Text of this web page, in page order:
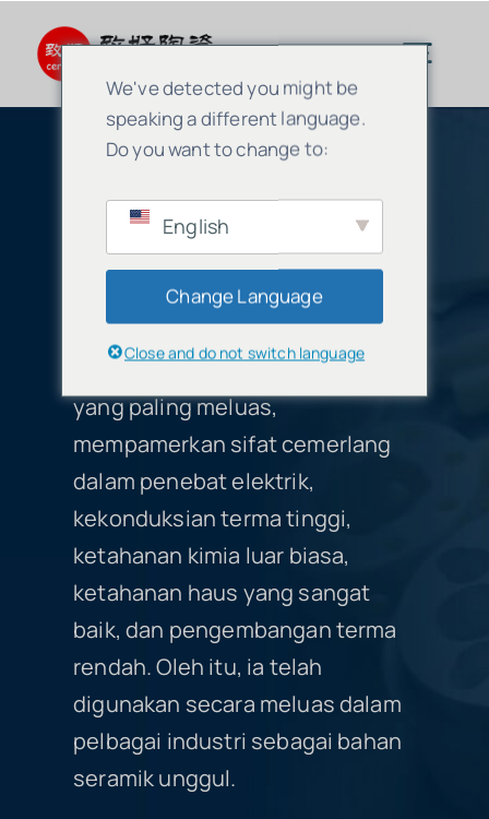
content
Seramik Lanjutan
Komponen seramik
Perkhidmatan
Gunaan Seramik
Syarikat Seramik
Pengetahuan Seramik
Komponen seramik
alumina
Seramik alumina tergolong
antara bahan seramik canggih
yang paling meluas,
mempamerkan sifat cemerlang
dalam penebat elektrik,
kekonduksian terma tinggi,
ketahanan kimia luar biasa,
ketahanan haus yang sangat
baik, dan pengembangan terma
rendah. Oleh itu, ia telah
digunakan secara meluas dalam
pelbagai industri sebagai bahan
seramik unggul.
We've detected you might be
speaking a different language.
Do you want to change to:
English
Change Language
Close and do not switch language